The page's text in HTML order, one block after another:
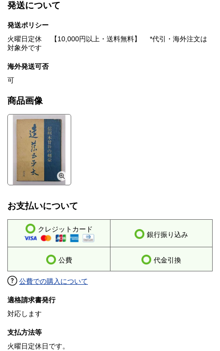
発送について
発送ポリシー
火曜日定休 【10,000円以上・送料無料】 *代引・海外注文は
対象外です
海外発送可否
可
商品画像
お支払いについて
クレジットカード
銀行振り込み
公費 代金引換
公費での購入について
適格請求書発行
対応します
支払方法等
火曜日定休日です。